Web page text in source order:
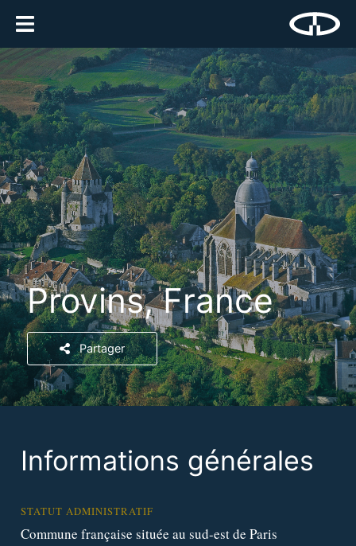
Provins, France
Partager
Informations générales
STATUT ADMINISTRATIF
Commune française située au sud-est de Paris